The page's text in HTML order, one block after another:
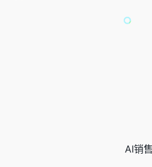
AI销